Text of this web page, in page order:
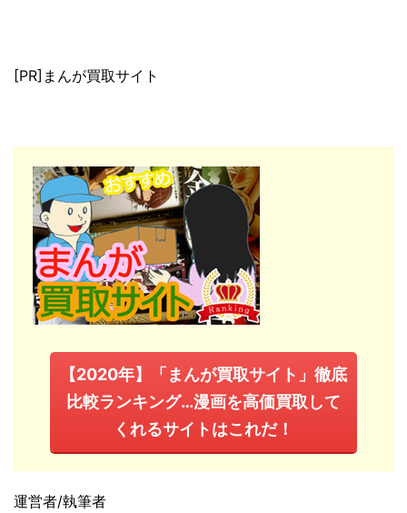
[PR]まんが買取サイト
【2020年】「まんが買取サイト」徹底
比較ランキング…漫画を高価買取して
くれるサイトはこれだ！
運営者/執筆者